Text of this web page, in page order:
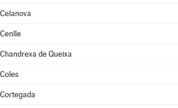
Celanova
Cenlle
Chandrexa de Queixa
Coles
Cortegada